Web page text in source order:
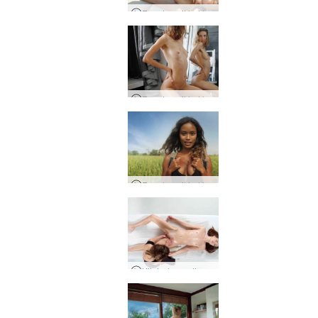
Een dag uit het leven van Magen, Bangkok, Thailand
Een dag uit het leven van Alya - Uitgebreide versie
Een dag uit het leven van Putri, Bali, Indonesië - Deel twee